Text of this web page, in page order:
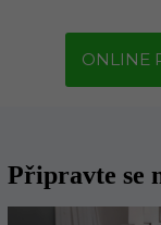
ONLINE
Připravte se